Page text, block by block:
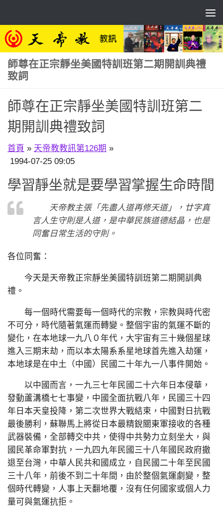
師尊在正宗靜坐美國特訓班第二期開訓典禮
致詞
師尊在正宗靜坐美國特訓班第二
期開訓典禮致詞
首頁 » 天帝教教訊第126期 »
1994-07-25 09:05
學習靜坐就是要學習掌握生命時間
天帝教主張「先盡人道再修天道」，廿字真
言人生守則是人道，是中華民族道德結晶，也是
同奮日常生活的守則。
各位同奮：
今天是天帝教正宗靜坐美國特訓班第二期開訓典
禮。
每一個時代需要每一個時代的宗教，宗教與時代密
不可分，時代隨著氣運而轉變。整個宇宙的氣運不斷的
變化，在本地球一九八０年代，大宇宙有三十幾個星球
進入三期末劫，而以本太陽系系星地球首先進入劫運，
本地球是在中土（中國）民國二十年九一八事件開始。
以中國而言，一九三七年民國二十六年日本侵華，
發動蘆溝橋七七事變，中國全面抗戰八年，民國三十四
年日本天皇投降，第二次世界大戰結束，中國對日抗戰
最後勝利，蘇聯馬上將從日本最精銳關東軍接收的各種
武器裝備，全部轉交中共，使得中共勢力立刻坐大，與
國民革命軍對抗，一九四九年民國三十八年國民政府撤
退至台灣，中華人民共和國成立，自民國二十年至民國
三十八年，前後不到二十年間，由於整個氣運劇變，整
個時代轉變，人事上天翻地覆，沒有任何國家或個人力
量可與氣運抗拒。